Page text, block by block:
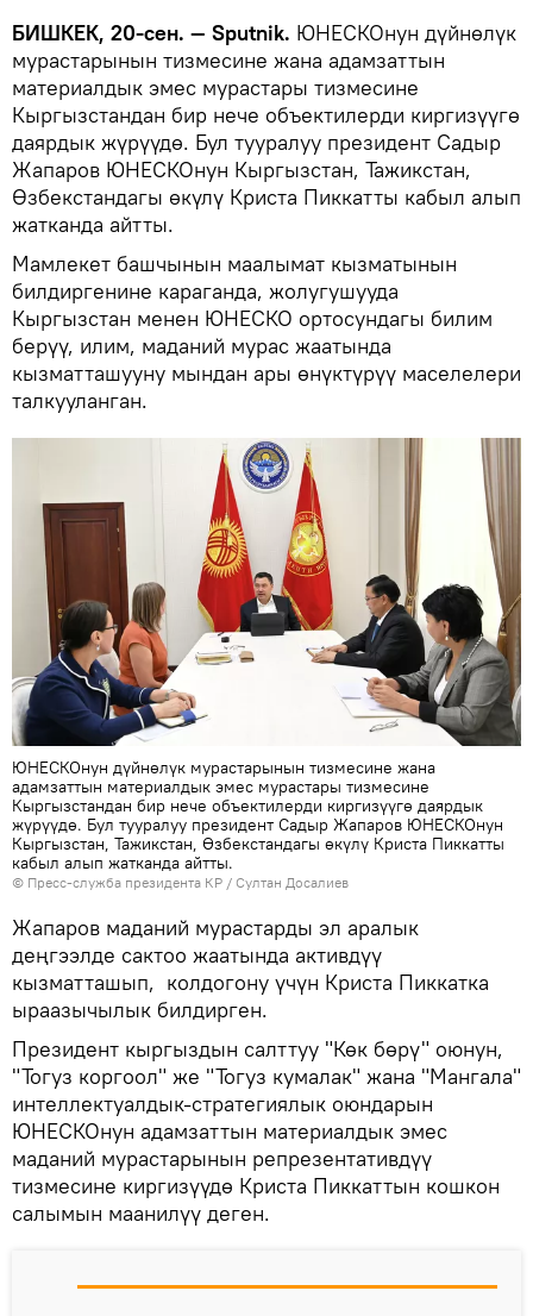
БИШКЕК, 20-сен. — Sputnik. ЮНЕСКОнун дүйнөлүк
мурастарынын тизмесине жана адамзаттын
материалдык эмес мурастары тизмесине
Кыргызстандан бир нече объектилерди киргизүүгө
даярдык жүрүүдө. Бул тууралуу президент Садыр
Жапаров ЮНЕСКОнун Кыргызстан, Тажикстан,
Өзбекстандагы өкүлү Криста Пиккатты кабыл алып
жатканда айтты.
Мамлекет башчынын маалымат кызматынын
билдиргенине караганда, жолугушууда
Кыргызстан менен ЮНЕСКО ортосундагы билим
берүү, илим, маданий мурас жаатында
кызматташууну мындан ары өнүктүрүү маселелери
талкууланган.
ЮНЕСКОнун дүйнөлүк мурастарынын тизмесине жана
адамзаттын материалдык эмес мурастары тизмесине
Кыргызстандан бир нече объектилерди киргизүүгө даярдык
жүрүүдө. Бул тууралуу президент Садыр Жапаров ЮНЕСКОнун
Кыргызстан, Тажикстан, Өзбекстандагы өкүлү Криста Пиккатты
кабыл алып жатканда айтты.
© Пресс-служба президента КР / Султан Досалиев
Жапаров маданий мурастарды эл аралык
деңгээлде сактоо жаатында активдүү
кызматташып, колдогону үчүн Криста Пиккатка
ыраазычылык билдирген.
Президент кыргыздын салттуу "Көк бөрү" оюнун,
"Тогуз коргоол" же "Тогуз кумалак" жана "Мангала"
интеллектуалдык-стратегиялык оюндарын
ЮНЕСКОнун адамзаттын материалдык эмес
маданий мурастарынын репрезентативдүү
тизмесине киргизүүдө Криста Пиккаттын кошкон
салымын маанилүү деген.